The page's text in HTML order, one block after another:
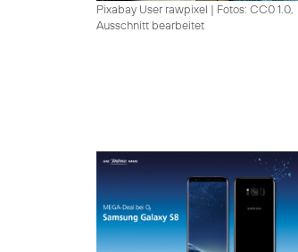
Pixabay User rawpixel | Fotos: CC0 1.0,
Ausschnitt bearbeitet